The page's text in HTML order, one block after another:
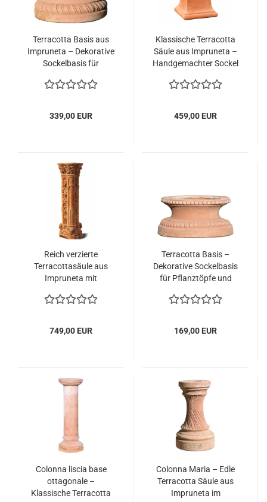
Terracotta Basis aus
Impruneta – Dekorative
Sockelbasis für
Statuen, frostfest
339,00 EUR
Klassische Terracotta
Säule aus Impruneta –
Handgemachter Sockel
Pflanzgefäße, frostfest
459,00 EUR
Reich verzierte
Terracottasäule aus
Impruneta mit
Säule für Haus und
749,00 EUR
Terracotta Basis –
Dekorative Sockelbasis
für Pflanztöpfe und
169,00 EUR
Colonna liscia base
ottagonale –
Klassische Terracotta
Colonna Maria – Edle
Terracotta Säule aus
Impruneta im